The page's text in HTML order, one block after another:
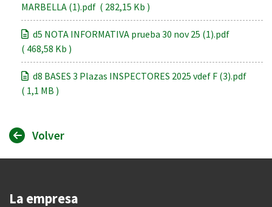
MARBELLA (1).pdf ( 282,15 Kb )
d5 NOTA INFORMATIVA prueba 30 nov 25 (1).pdf
( 468,58 Kb )
d8 BASES 3 Plazas INSPECTORES 2025 vdef F (3).pdf
( 1,1 MB )
Volver
La empresa